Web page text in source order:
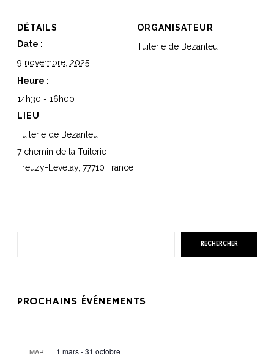
DÉTAILS
Date :
9 novembre, 2025
Heure :
14h30 - 16h00
LIEU
Tuilerie de Bezanleu
7 chemin de la Tuilerie
Treuzy-Levelay, 77710 France
ORGANISATEUR
Tuilerie de Bezanleu
e
RECHERCHER
PROCHAINS ÉVÉNEMENTS
MAR 1 mars-31 octobre